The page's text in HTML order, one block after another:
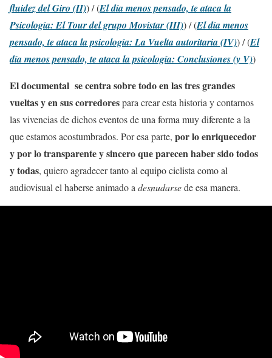
fluidez del Giro (II)) / (El día menos pensado, te ataca la
Psicología: El Tour del grupo Movistar (III)) / (El día menos
pensado, te ataca la psicología: La Vuelta autoritaria (IV)) / (El
día menos pensado, te ataca la psicología: Conclusiones (y V))
El documental se centra sobre todo en las tres grandes
vueltas y en sus corredorespara crear esta historia y contarnos
las vivencias de dichos eventos de una forma muy diferente a la
que estamos acostumbrados. Por esa parte, por lo enriquecedor
y por lo transparente y sincero que parecen haber sido todos
y todas, quiero agradecer tanto al equipo ciclista como al
audiovisual el haberse animado a desnudarsede esa manera.